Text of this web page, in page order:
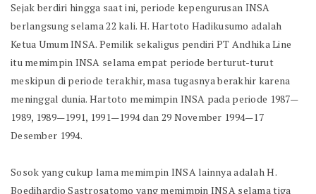
Sejak berdiri hingga saat ini, periode kepengurusan INSA
berlangsung selama 22 kali. H. Hartoto Hadikusumo adalah
Ketua Umum INSA. Pemilik sekaligus pendiri PT Andhika Line
itu memimpin INSA selama empat periode berturut-turut
meskipun di periode terakhir, masa tugasnya berakhir karena
meninggal dunia. Hartoto memimpin INSA pada periode 1987—
1989, 1989—1991, 1991—1994 dan 29 November 1994—17
Desember 1994.
Sosok yang cukup lama memimpin INSA lainnya adalah H.
Boedihardjo Sastrosatomo yang memimpin INSA selama tiga